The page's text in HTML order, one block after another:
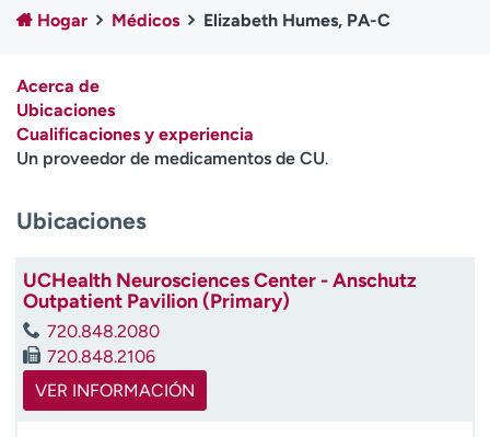
Atención a medios de
comunicación
Contáctenos Noticias e historias
y
m
a
n
Hogar Médicos Elizabeth Humes, PA-C
Acerca de
Ubicaciones
Cualificaciones y experiencia
Un proveedor de medicamentos de CU.
Ubicaciones
UCHealth Neurosciences Center - Anschutz
Outpatient Pavilion (Primary)
720.848.2080
720.848.2106
VER INFORMACIÓN